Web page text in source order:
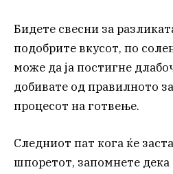
Бидете свесни за
подобрите вкусот, по
може да ја постигне
добивате од правилното
процесот на готвење.
Следниот пат кога ќе
шпоретот, запомнете дека